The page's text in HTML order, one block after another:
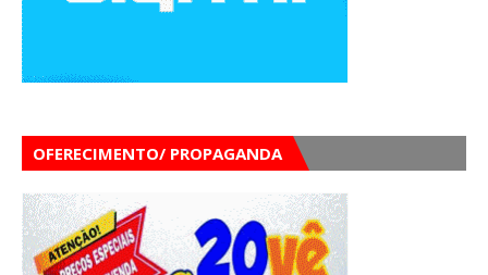
OFERECIMENTO/ PROPAGANDA